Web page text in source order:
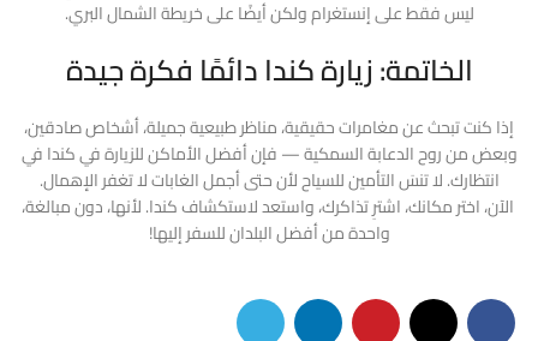
ليس فقط على إنستغرام ولكن أيضًا على خريطة الشمال البري.
الخاتمة: زيارة كندا دائمًا فكرة جيدة
إذا كنت تبحث عن مغامرات حقيقية، مناظر طبيعية جميلة، أشخاص صادقين،
وبعض من روح الدعابة السمكية — فإن أفضل الأماكن للزيارة في كندا في
انتظارك. لا تنسَ التأمين للسياح لأن حتى أجمل الغابات لا تغفر الإهمال.
الآن، اختر مكانك، اشترِ تذاكرك، واستعد لاستكشاف كندا. لأنها، دون مبالغة،
واحدة من أفضل البلدان للسفر إليها!